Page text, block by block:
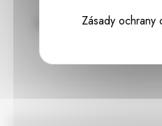
97% hodnocení
Zásady ochrany